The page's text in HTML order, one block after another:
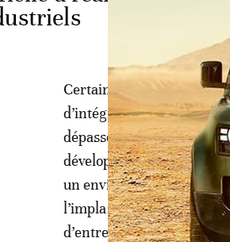
Certainement, ceux qui
d’intégration atteints par
dépassent les 60%
développement du
un environnement des
l’implantation de plus de
d’entreprises